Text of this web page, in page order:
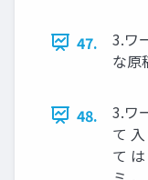
47.
3.ワ
な原
48.
3.ワ
て
て